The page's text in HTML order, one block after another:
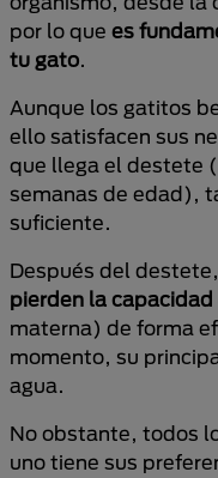
por lo que es
tu gato.
Aunque los gatitos
ello satisfacen sus
que llega el destete
semanas de edad),
suficiente.
Después del destete,
pierden la
materna) de forma
momento, su
agua.
No obstante, todos
uno tiene sus